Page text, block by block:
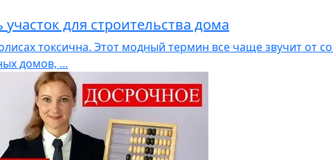
для строительства дома
токсична. Этот модный термин все чаще звучит от
домов, ...